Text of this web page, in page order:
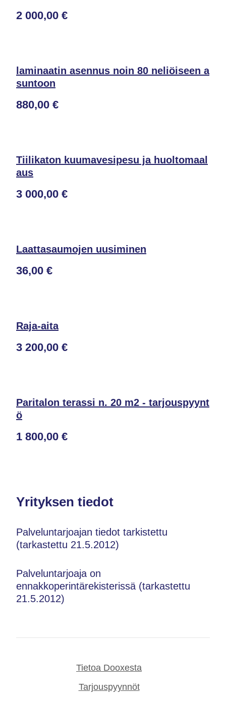
2 000,00 €
laminaatin asennus noin 80 neliöiseen a
suntoon
880,00 €
Tiilikaton kuumavesipesu ja huoltomaal
aus
3 000,00 €
Laattasaumojen uusiminen
36,00 €
Raja-aita
3 200,00 €
Paritalon terassi n. 20 m2 - tarjouspyynt
ö
1 800,00 €
Yrityksen tiedot
Palveluntarjoajan tiedot tarkistettu
(tarkastettu 21.5.2012)
Palveluntarjoaja on
ennakkoperintärekisterissä (tarkastettu
21.5.2012)
Tietoa Dooxesta
Tarjouspyynnöt